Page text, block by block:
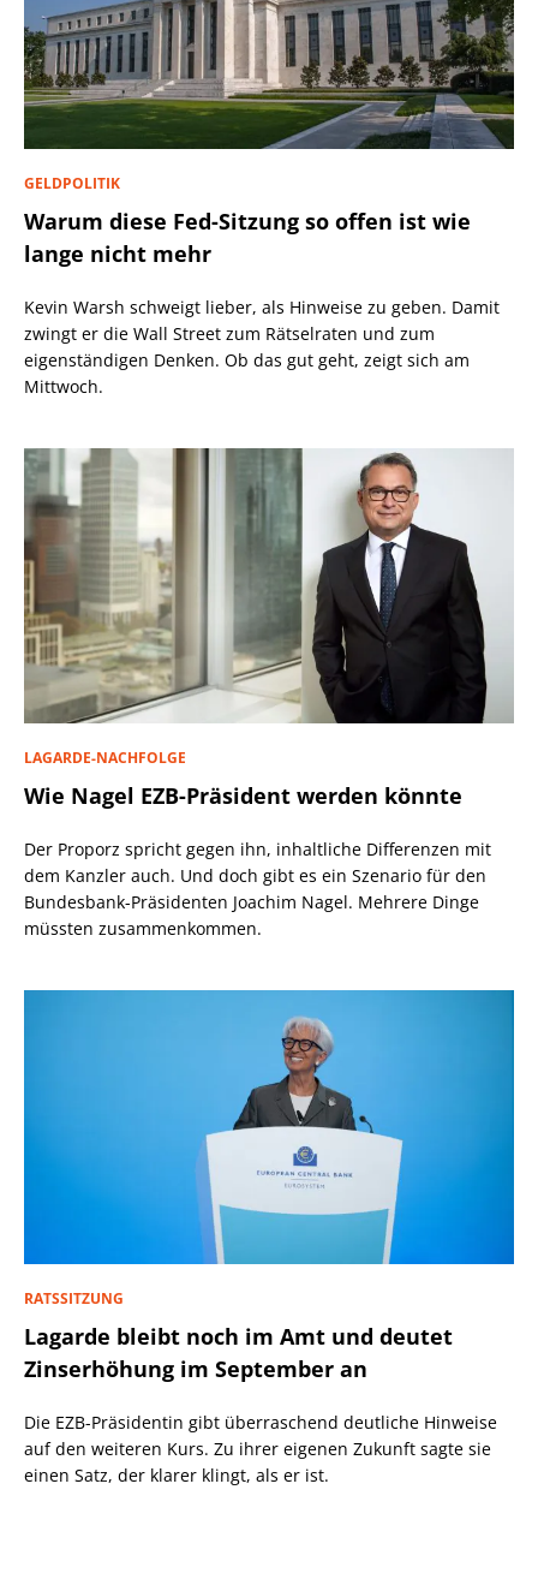
GELDPOLITIK
Warum diese Fed-Sitzung so offen ist wie
lange nicht mehr
Kevin Warsh schweigt lieber, als Hinweise zu geben. Damit
zwingt er die Wall Street zum Rätselraten und zum
eigenständigen Denken. Ob das gut geht, zeigt sich am
Mittwoch.
LAGARDE-NACHFOLGE
Wie Nagel EZB-Präsident werden könnte
Der Proporz spricht gegen ihn, inhaltliche Differenzen mit
dem Kanzler auch. Und doch gibt es ein Szenario für den
Bundesbank-Präsidenten Joachim Nagel. Mehrere Dinge
müssten zusammenkommen.
RATSSITZUNG
Lagarde bleibt noch im Amt und deutet
Zinserhöhung im September an
Die EZB-Präsidentin gibt überraschend deutliche Hinweise
auf den weiteren Kurs. Zu ihrer eigenen Zukunft sagte sie
einen Satz, der klarer klingt, als er ist.